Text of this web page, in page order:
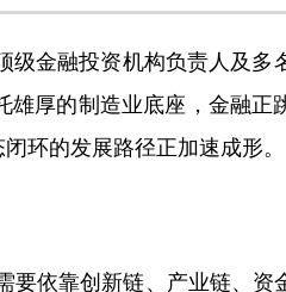
金融投资机构负责人及多
厚的制造业底座，金融正
环的发展路径正加速成形。
要依靠创新链、产业链、